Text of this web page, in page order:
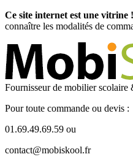
Ce site internet est une vitrine !
connaître les modalités de
Fournisseur de mobilier
Pour toute commande ou devis :
01.69.49.69.59 ou
contact@mobiskool.fr